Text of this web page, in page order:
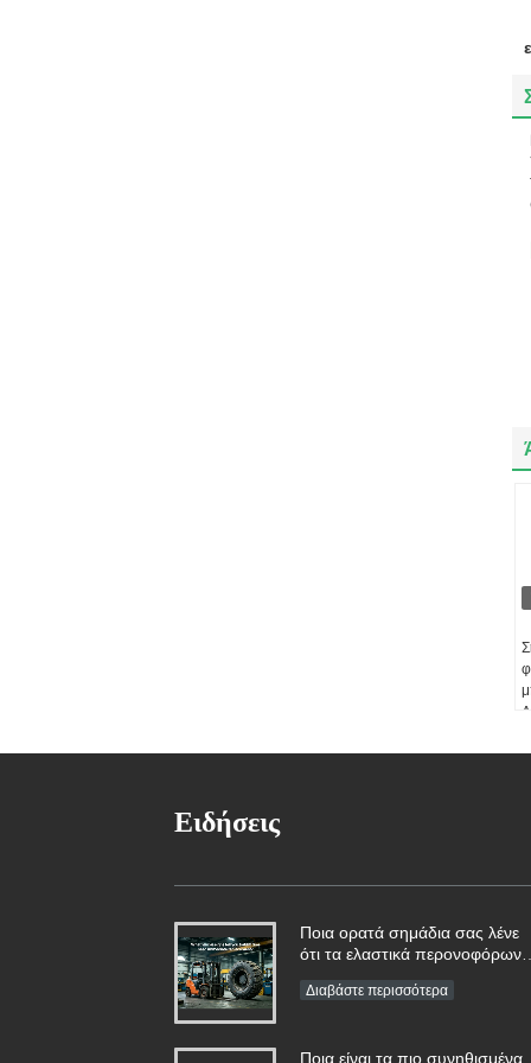
Ειδήσεις
Ποια ορατά σημάδια σας λένε
ότι τα ελαστικά περονοφόρων
χρειάζονται άμεση
Διαβάστε περισσότερα
Ποια είναι τα πιο συνηθισμένα